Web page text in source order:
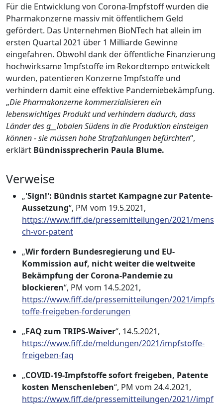
Für die Entwicklung von Corona-Impfstoff wurden die
Pharmakonzerne massiv mit öffentlichem Geld
gefördert. Das Unternehmen BioNTech hat allein im
ersten Quartal 2021 über 1 Milliarde Gewinne
eingefahren. Obwohl dank der öffentliche Finanzierung
hochwirksame Impfstoffe im Rekordtempo entwickelt
wurden, patentieren Konzerne Impfstoffe und
verhindern damit eine effektive Pandemiebekämpfung.
„Die Pharmakonzerne kommerzialisieren ein
lebenswichtiges Produkt und verhindern dadurch, dass
Länder des g__lobalen Südens in die Produktion einsteigen
können - sie müssen hohe Strafzahlungen befürchten“,
erklärt Bündnissprecherin Paula Blume.
Verweise
„'Sign!': Bündnis startet Kampagne zur Patente-
Aussetzung“, PM vom 19.5.2021,
https://www.fiff.de/pressemitteilungen/2021/mens
ch-vor-patent
„Wir fordern Bundesregierung und EU-
Kommission auf, nicht weiter die weltweite
Bekämpfung der Corona-Pandemie zu
blockieren“, PM vom 14.5.2021,
https://www.fiff.de/pressemitteilungen/2021/impfs
toffe-freigeben-forderungen
„FAQ zum TRIPS-Waiver“, 14.5.2021,
https://www.fiff.de/meldungen/2021/impfstoffe-
freigeben-faq
„COVID-19-Impfstoffe sofort freigeben, Patente
kosten Menschenleben“, PM vom 24.4.2021,
https://www.fiff.de/pressemitteilungen/2021//impf